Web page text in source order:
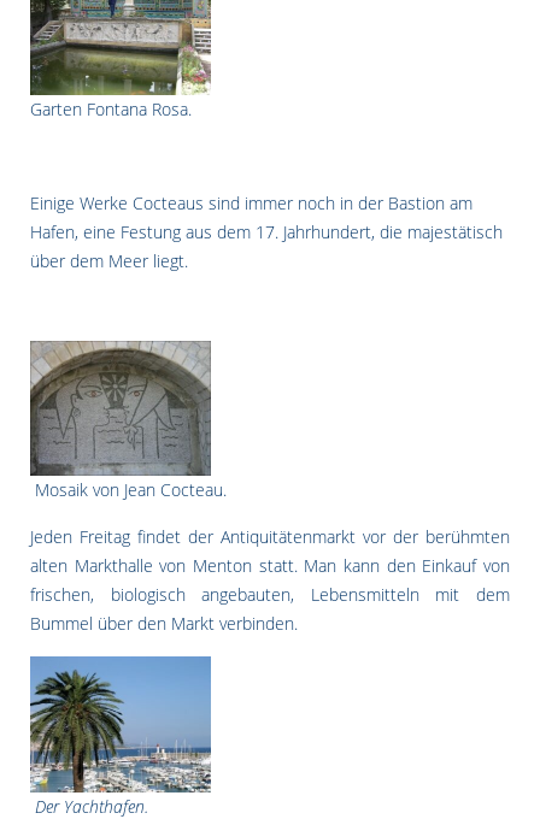
Garten Fontana Rosa.
Einige Werke Cocteaus sind immer noch in der Bastion am
Hafen, eine Festung aus dem 17. Jahrhundert, die majestätisch
über dem Meer liegt.
Mosaik von Jean Cocteau.
Jeden Freitag findet der Antiquitätenmarkt vor der berühmten
alten Markthalle von Menton statt. Man kann den Einkauf von
frischen, biologisch angebauten, Lebensmitteln mit dem
Bummel über den Markt verbinden.
Der Yachthafen.